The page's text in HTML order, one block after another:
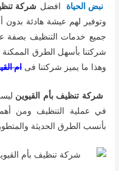
نبض الحياة افضل شركة
وتوفير لهم عيشة هادئة
جميع خدمات التنظيف بصفة
شركتنا بأسهل الطرق الممكنة
وهذا ما يميز شركتنا فىام
شركة تنظيف بأم القيوين
في عملية التنظيف ومن
بأنسب الطرق الحديثة